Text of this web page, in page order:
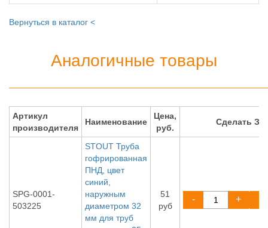
Вернуться в каталог <
Аналогичные товары
Артикул
производителя
Наименование
Цена,
руб.
Сделать
SPG-0001-
503225
STOUT Труба
гофрированная
ПНД, цвет
синий,
наружным
диаметром 32
мм для труб
51
руб
- +